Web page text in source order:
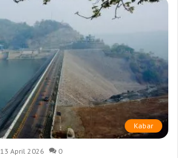
Kabar
13 April 2026 0